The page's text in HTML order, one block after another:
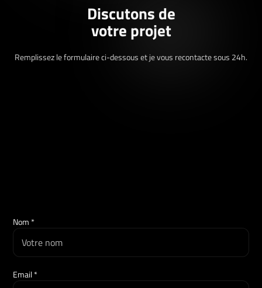
Discutons de
votre projet
Remplissez le formulaire ci-dessous et je vous recontacte sous 24h.
Nom *
Email *